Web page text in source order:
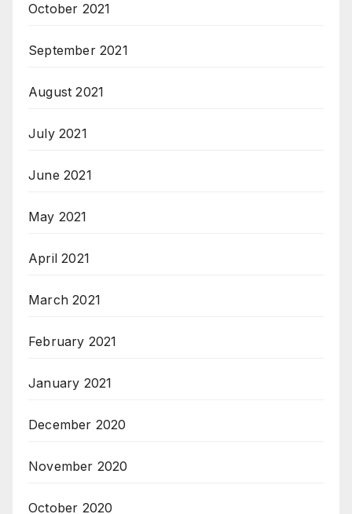
October 2021
September 2021
August 2021
July 2021
June 2021
May 2021
April 2021
March 2021
February 2021
January 2021
December 2020
November 2020
October 2020